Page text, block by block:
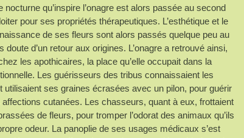
qu’inspire l’onagre est alors passée au second
pour ses propriétés thérapeutiques. L’esthétique et le
de ses fleurs sont alors passés quelque peu au
d’un retour aux origines. L’onagre a retrouvé ainsi,
les apothicaires, la place qu’elle occupait dans la
Les guérisseurs des tribus connaissaient les
utilisaient ses graines écrasées avec un pilon, pour guérir
cutanées. Les chasseurs, quant à eux, frottaient
de fleurs, pour tromper l’odorat des animaux qu’ils
odeur. La panoplie de ses usages médicaux s’est